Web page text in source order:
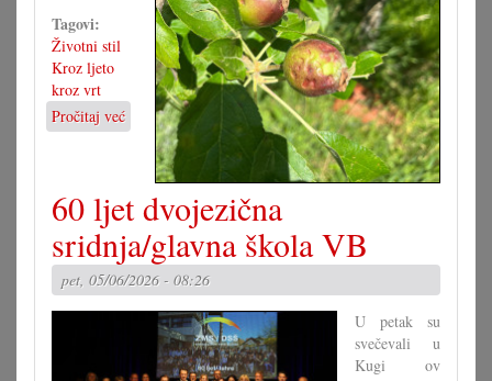
Tagovi:
Životni stil
Kroz ljeto
kroz vrt
Pročitaj već
Kad
pohara
vrte
60 ljet dvojezična
sridnja/glavna škola VB
pet, 05/06/2026 - 08:26
U petak su
svečevali u
Kugi ov